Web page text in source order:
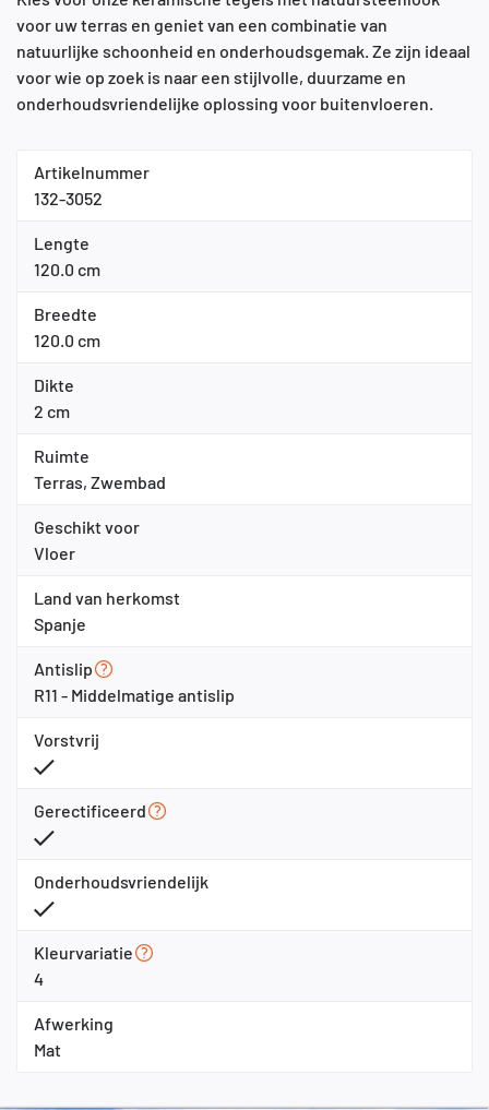
voor uw terras en geniet van een combinatie van
natuurlijke schoonheid en onderhoudsgemak. Ze zijn ideaal
voor wie op zoek is naar een stijlvolle, duurzame en
onderhoudsvriendelijke oplossing voor buitenvloeren.
Artikelnummer
132-3052
Lengte
120.0 cm
Breedte
120.0 cm
Dikte
2 cm
Ruimte
Terras, Zwembad
Geschikt voor
Vloer
Land van herkomst
Spanje
Antislip
R11 - Middelmatige antislip
Vorstvrij
Gerectificeerd
Onderhoudsvriendelijk
Kleurvariatie
4
Afwerking
Mat